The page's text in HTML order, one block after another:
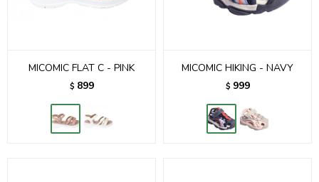
MICOMIC FLAT C - PINK
$ 899
MICOMIC HIKING - NAVY
$ 999